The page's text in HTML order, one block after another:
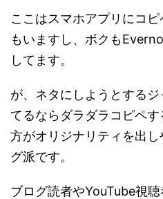
ここはスマホアプリにコ
もいますし、ボクも
してます。
が、ネタにしようとする
てるならダラダラコピペ
方がオリジナリティを出
グ派です。
ブログ読者やYouTube視